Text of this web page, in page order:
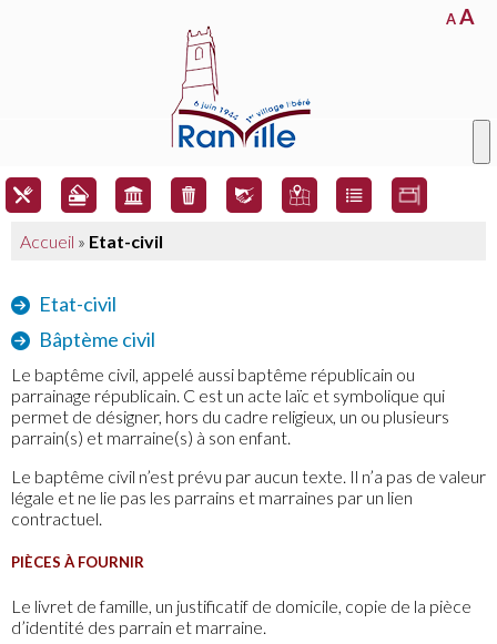
AA
Accueil » Etat-civil
Etat-civil
Bâptème civil
Le baptême civil, appelé aussi baptême républicain ou
parrainage républicain. C est un acte laïc et symbolique qui
permet de désigner, hors du cadre religieux, un ou plusieurs
parrain(s) et marraine(s) à son enfant.
Le baptême civil n’est prévu par aucun texte. Il n’a pas de valeur
légale et ne lie pas les parrains et marraines par un lien
contractuel.
PIÈCES À FOURNIR
Le livret de famille, un justificatif de domicile, copie de la pièce
d’identité des parrain et marraine.